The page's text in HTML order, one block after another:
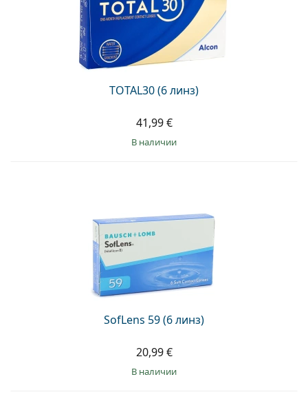
TOTAL30 (6 линз)
41,99 €
в наличии
SofLens 59 (6 линз)
20,99 €
в наличии